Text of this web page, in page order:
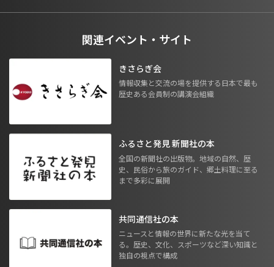
関連イベント・サイト
きさらぎ会
情報収集と交流の場を提供する日本で最も
歴史ある会員制の講演会組織
ふるさと発見 新聞社の本
全国の新聞社の出版物。地域の自然、歴
史、民俗から旅のガイド、郷土料理に至る
まで多彩に展開
共同通信社の本
ニュースと情報の世界に新たな光を当て
る。歴史、文化、スポーツなど深い知識と
独自の視点で構成